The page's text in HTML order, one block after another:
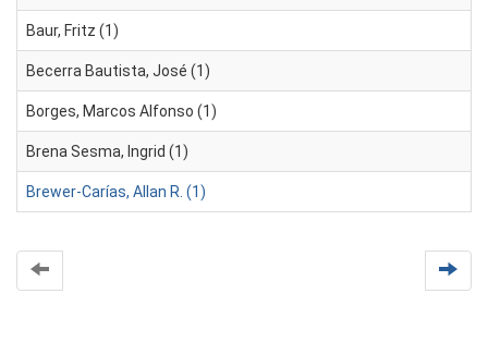
Baur, Fritz (1)
Becerra Bautista, José (1)
Borges, Marcos Alfonso (1)
Brena Sesma, Ingrid (1)
Brewer-Carías, Allan R. (1)